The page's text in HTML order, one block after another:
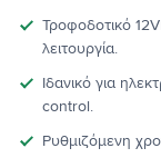
Τροφοδοτικό
λειτουργία.
Ιδανικό για
control.
Ρυθμιζόμενη